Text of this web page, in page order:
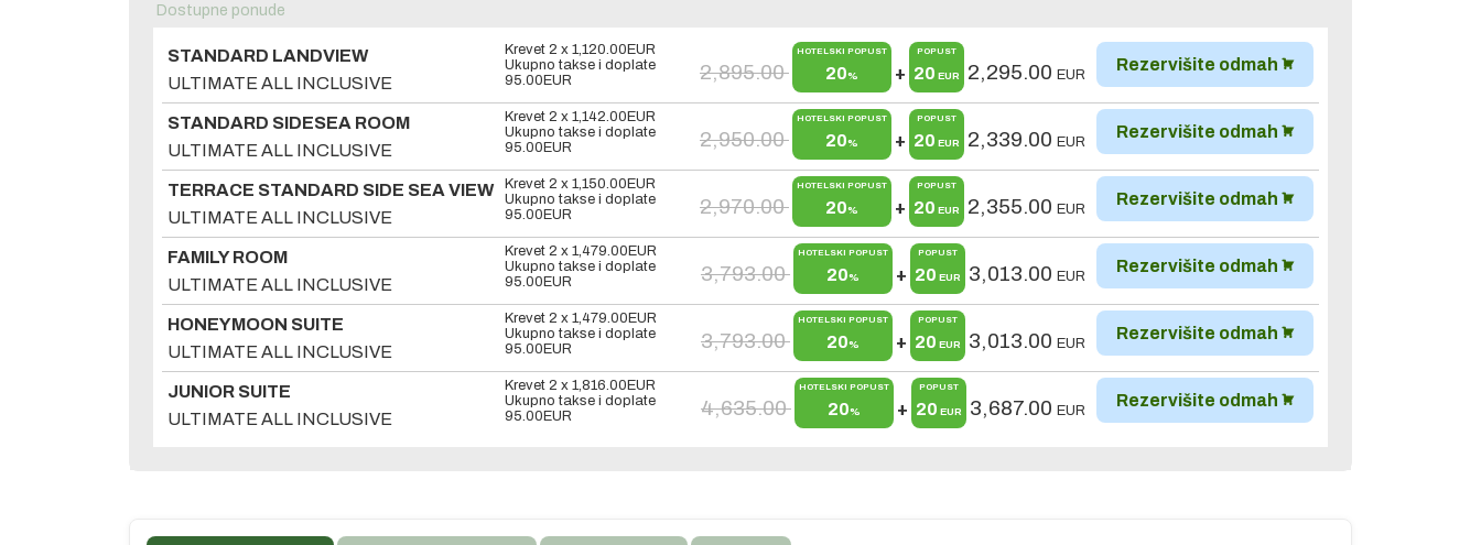
Dostupne ponude
STANDARD LANDVIEW
ULTIMATE ALL INCLUSIVE
Krevet 2 x 1,120.00 EUR
Ukupno takse i doplate
95.00 EUR 2,895.00
HOTELSKI POPUST
20% +
POPUST
20 EUR 2,295.00 EUR
Rezervišite odmah
STANDARD SIDESEA ROOM
ULTIMATE ALL INCLUSIVE
Krevet 2 x 1,142.00 EUR
Ukupno takse i doplate
95.00 EUR 2,950.00
HOTELSKI POPUST
20% +
POPUST
20 EUR 2,339.00 EUR
Rezervišite odmah
TERRACE STANDARD SIDE SEA VIEW
ULTIMATE ALL INCLUSIVE
Krevet 2 x 1,150.00 EUR
Ukupno takse i doplate
95.00 EUR 2,970.00
HOTELSKI POPUST
20% +
POPUST
20 EUR 2,355.00 EUR
Rezervišite odmah
FAMILY ROOM
ULTIMATE ALL INCLUSIVE
Krevet 2 x 1,479.00 EUR
Ukupno takse i doplate
95.00 EUR 3,793.00
HOTELSKI POPUST
20% +
POPUST
20 EUR 3,013.00 EUR
Rezervišite odmah
HONEYMOON SUITE
ULTIMATE ALL INCLUSIVE
Krevet 2 x 1,479.00 EUR
Ukupno takse i doplate
95.00 EUR 3,793.00
HOTELSKI POPUST
20% +
POPUST
20 EUR 3,013.00 EUR
Rezervišite odmah
JUNIOR SUITE
ULTIMATE ALL INCLUSIVE
Krevet 2 x 1,816.00 EUR
Ukupno takse i doplate
95.00 EUR 4,635.00
HOTELSKI POPUST
20% +
POPUST
20 EUR 3,687.00 EUR
Rezervišite odmah